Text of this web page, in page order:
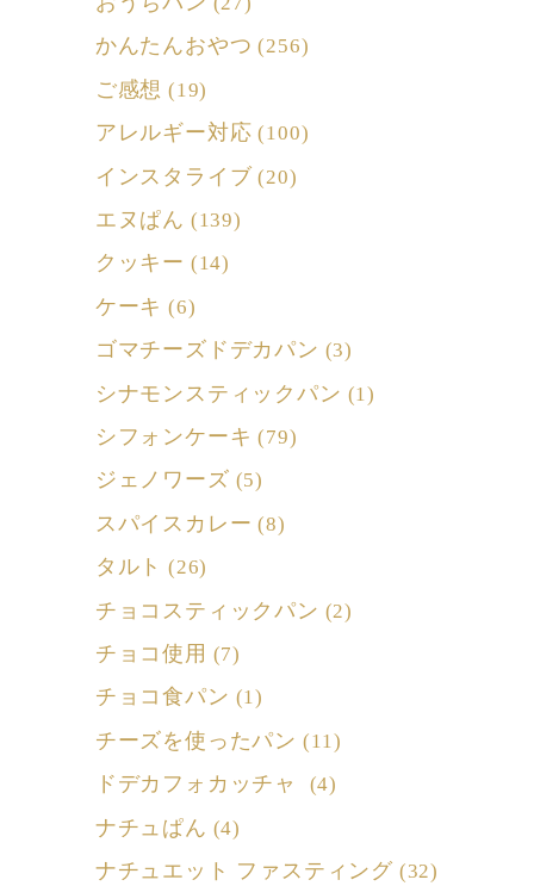
かんたんおやつ (256)
ご感想 (19)
アレルギー対応 (100)
インスタライブ (20)
エヌぱん (139)
クッキー (14)
ケーキ (6)
ゴマチーズドデカパン (3)
シナモンスティックパン (1)
シフォンケーキ (79)
ジェノワーズ (5)
スパイスカレー (8)
タルト (26)
チョコスティックパン (2)
チョコ使用 (7)
チョコ食パン (1)
チーズを使ったパン (11)
ドデカフォカッチャ (4)
ナチュぱん (4)
ナチュエット ファスティング (32)